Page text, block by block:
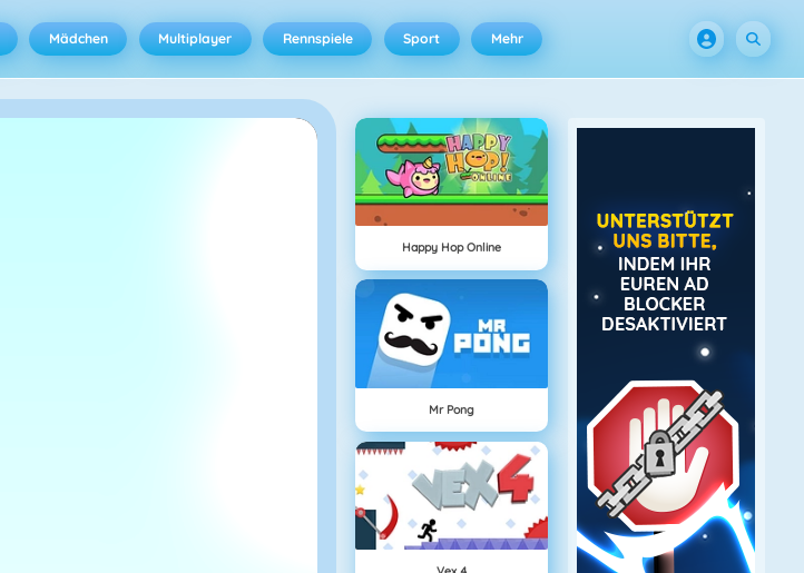
Mädchen Multiplayer Rennspiele Sport Mehr
Happy Hop Online
Mr Pong